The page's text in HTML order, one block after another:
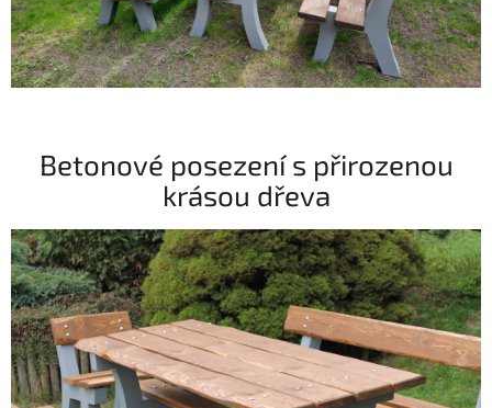
Betonové posezení s přirozenou
krásou dřeva